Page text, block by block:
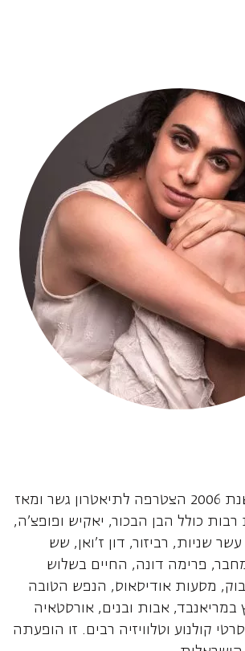
נולדה בישראל. בשנת 2006 הצטרפה לתיאטרון גשר ומאז
רבות כולל הבן הבכור, יאקיש ופופצ'ה,
שניות, רביזור, דון ז'ואן, שש
פרימה דונה, החיים בשלוש
מסעות אודיסאוס, הנפש הטובה
במריאנבד, אבות ובנים, אורסטאיה
קולנוע וטלוויזיה רבים. זו הופעתה